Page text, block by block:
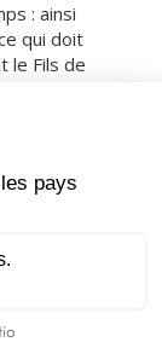
: ainsi
qui doit
le Fils de
à
en
lui dans